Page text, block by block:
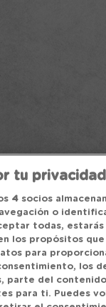
tu privacidad
4 socios
o
todas,
los propósitos
para
los
parte del
para ti. Puedes